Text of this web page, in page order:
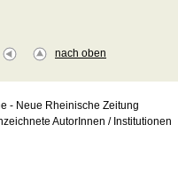
nach oben
- Neue Rheinische Zeitung
AutorInnen / Institutionen